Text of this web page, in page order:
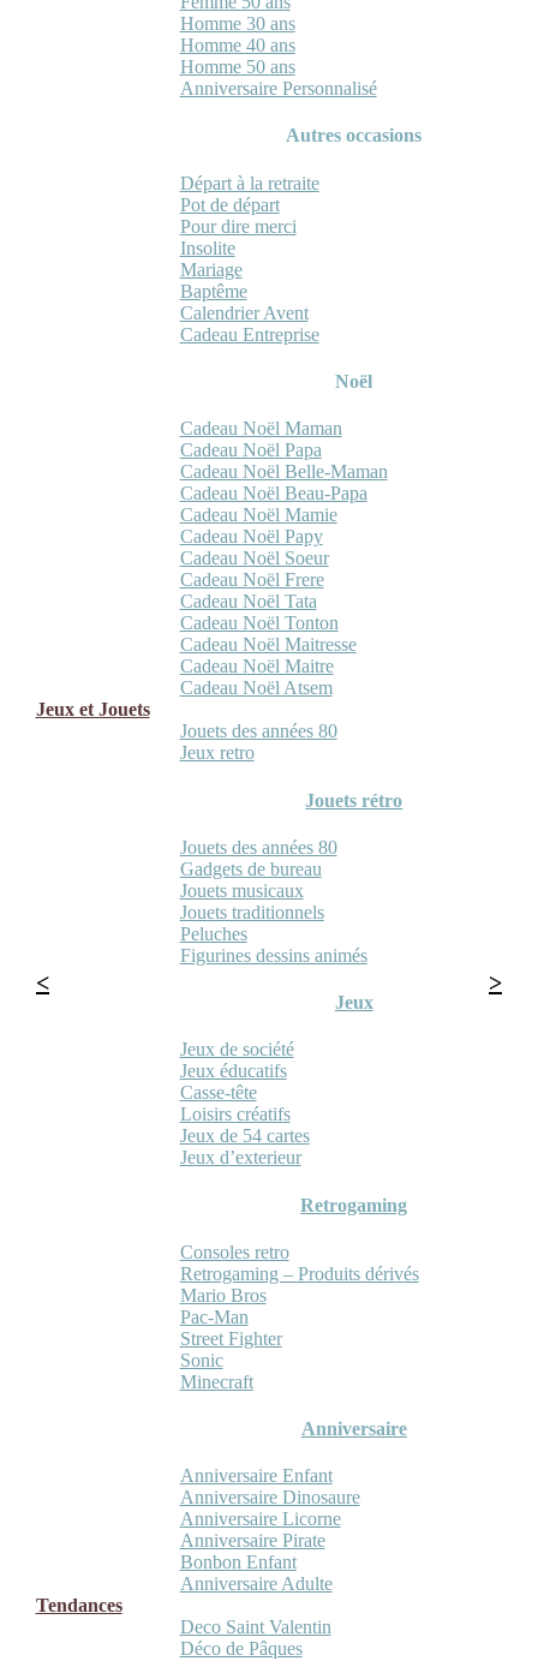
Homme 30 ans
Homme 40 ans
Homme 50 ans
Anniversaire Personnalisé
Autres occasions
Départ à la retraite
Pot de départ
Pour dire merci
Insolite
Mariage
Baptême
Calendrier Avent
Cadeau Entreprise
Noël
Cadeau Noël Maman
Cadeau Noël Papa
Cadeau Noël Belle-Maman
Cadeau Noël Beau-Papa
Cadeau Noël Mamie
Cadeau Noël Papy
Cadeau Noël Soeur
Cadeau Noël Frere
Cadeau Noël Tata
Cadeau Noël Tonton
Cadeau Noël Maitresse
Cadeau Noël Maitre
Cadeau Noël Atsem
Jeux et Jouets
Jouets des années 80
Jeux retro
Jouets rétro
Jouets des années 80
Gadgets de bureau
Jouets musicaux
Jouets traditionnels
Peluches
Figurines dessins animés
Jeux
Jeux de société
Jeux éducatifs
Casse-tête
Loisirs créatifs
Jeux de 54 cartes
Jeux d’exterieur
Retrogaming
Consoles retro
Retrogaming – Produits dérivés
Mario Bros
Pac-Man
Street Fighter
Sonic
Minecraft
Anniversaire
Anniversaire Enfant
Anniversaire Dinosaure
Anniversaire Licorne
Anniversaire Pirate
Bonbon Enfant
Anniversaire Adulte
Tendances
Deco Saint Valentin
Déco de Pâques